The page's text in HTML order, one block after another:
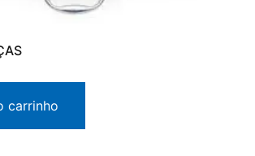
carrinho